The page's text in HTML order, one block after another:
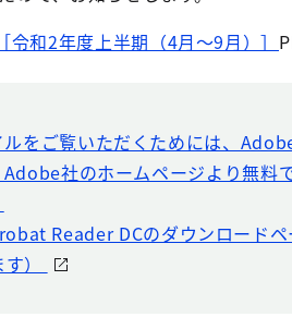
和2年度上半期（4月～9月）］
ルをご覧いただくためには、
Adobe社のホームページより無料
Reader DCのダウンロードペ
）